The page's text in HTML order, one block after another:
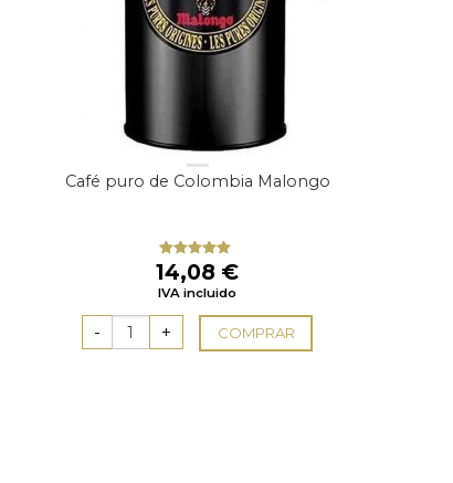
Café puro de Colombia Malongo
Valorado
con 5.00de
5
14,08 €
IVA incluido
COMPRAR